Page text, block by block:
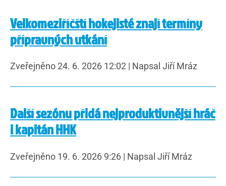
Velkomeziříčští hokejisté znají termíny
přípravných utkání
Zveřejněno 24. 6. 2026 12:02 | Napsal Jiří Mráz
Další sezónu přidá nejproduktivnější hráč
i kapitán HHK
Zveřejněno 19. 6. 2026 9:26 | Napsal Jiří Mráz